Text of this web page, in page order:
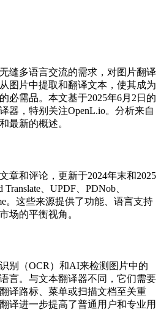
缝多语言交流的需求，对图片翻译
图片中提取和翻译文本，使其成为
必需品。本文基于2025年6月2日的
器，特别关注OpenL.io。分析来自
最新的概述。
章和评论，更新于2024年末和2025
、UPDF、PDNob、
。这些来源提供了功能、语言支持
场的平衡视角。
别（OCR）和AI来检测图片中的
言。与文本翻译器不同，它们需要
译路标、菜单或扫描文档至关重
译进一步提高了普通用户和专业用